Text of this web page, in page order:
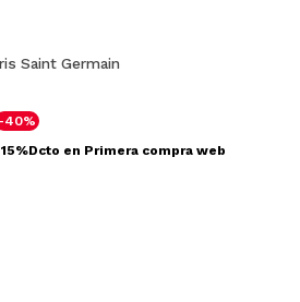
Saint Germain
-40%
15%Dcto en Primera compra web